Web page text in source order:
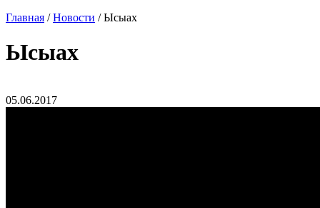
Главная /Новости /Ысыах
Ысыах
05.06.2017